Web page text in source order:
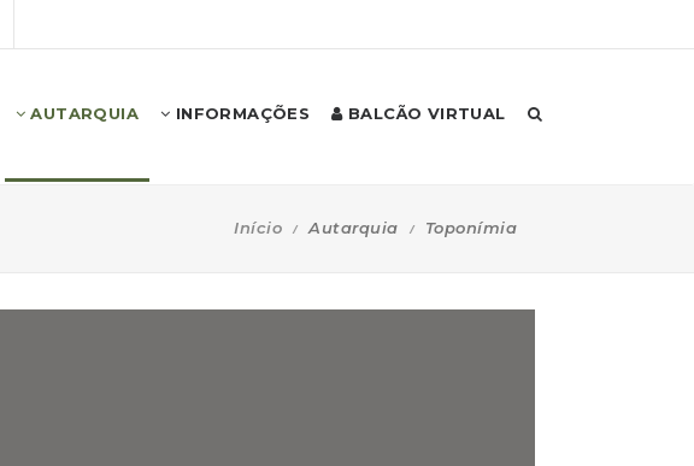
AUTARQUIA INFORMAÇÕES BALCÃO VIRTUAL
Início Autarquia Toponímia